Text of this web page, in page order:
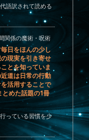
語訳されて読める
関係の魔術・呪術
日をほんの少し
現実を引き寄せ
とを知っていま
道は日常の行動
活用することで
めた話題の1冊
っている習慣を少